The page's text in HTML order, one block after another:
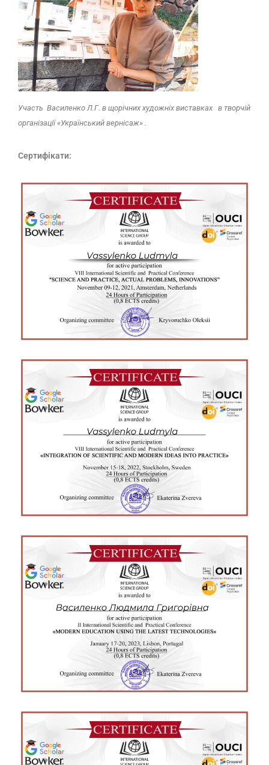
Участь Василенко Л.Г. в щорічних художніх виставках в творчій
організації «Український вернісаж» .
Сертифікати: